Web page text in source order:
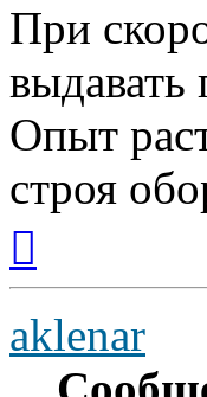
При
выдавать
Опыт
строя
началу
aklenar